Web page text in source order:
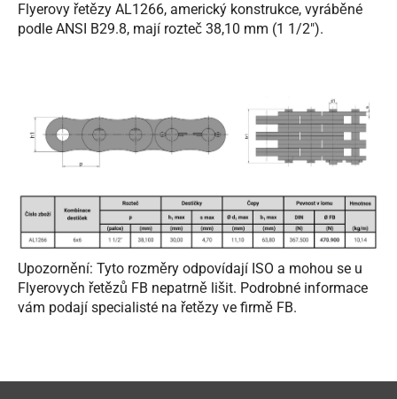
Flyerovy řetězy AL1266, americký konstrukce, vyráběné
podle ANSI B29.8, mají rozteč 38,10 mm (1 1/2").
Upozornění: Tyto rozměry odpovídají ISO a mohou se u
Flyerovych řetězů FB nepatrně lišit. Podrobné informace
vám podají specialisté na řetězy ve firmě FB.